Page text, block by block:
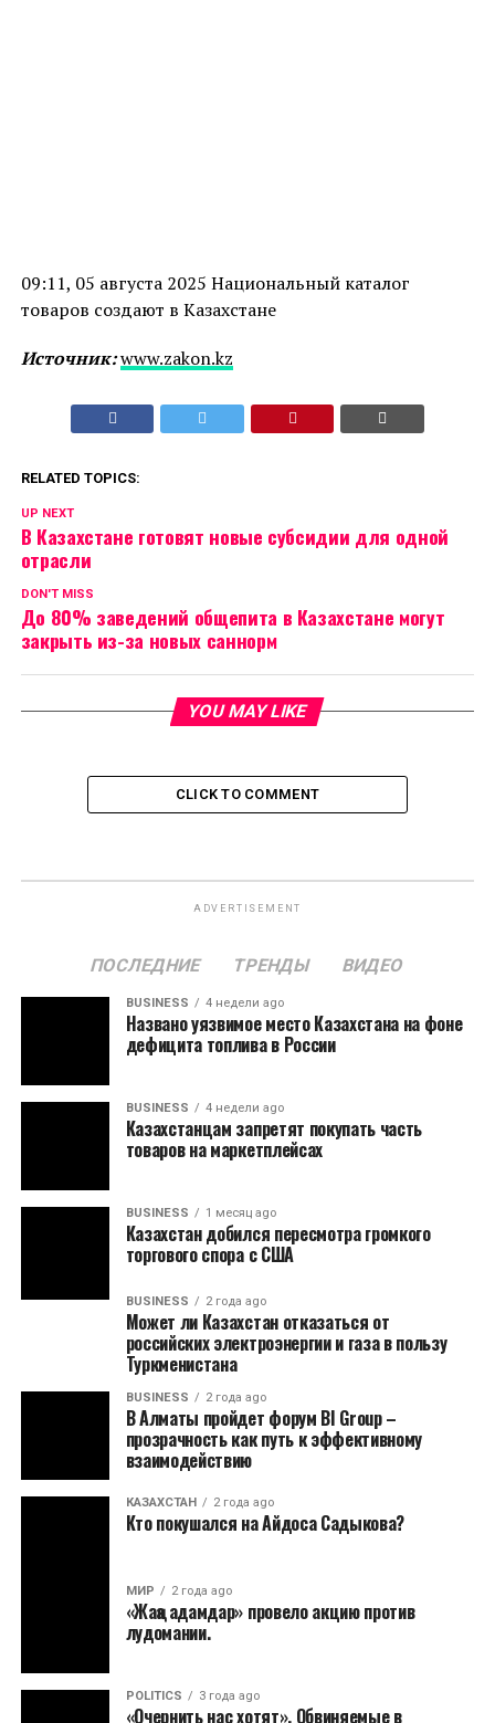
09:11, 05 августа 2025 Национальный каталог
товаров создают в Казахстане
Источник:www.zakon.kz
RELATED TOPICS:
UP NEXT
В Казахстане готовят новые субсидии для одной
отрасли
DON'T MISS
До 80% заведений общепита в Казахстане могут
закрыть из-за новых саннорм
YOU MAY LIKE
CLICK TO COMMENT
ADVERTISEMENT
ПОСЛЕДНИЕ ТРЕНДЫ ВИДЕО
BUSINESS 4 недели ago
Названо уязвимое место Казахстана на фоне
дефицита топлива в России
BUSINESS 4 недели ago
Казахстанцам запретят покупать часть
товаров на маркетплейсах
BUSINESS 1 месяц ago
Казахстан добился пересмотра громкого
торгового спора с США
BUSINESS 2 года ago
Может ли Казахстан отказаться от
российских электроэнергии и газа в пользу
Туркменистана
BUSINESS 2 года ago
В Алматы пройдет форум BI Group –
прозрачность как путь к эффективному
взаимодействию
КАЗАХСТАН 2 года ago
Кто покушался на Айдоса Садыкова?
МИР 2 года ago
«Жаңа адамдар» провело акцию против
лудомании.
POLITICS 3 года ago
«Очернить нас хотят». Обвиняемые в